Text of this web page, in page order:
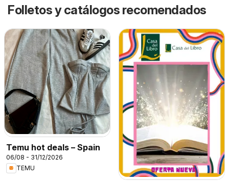
Folletos y catálogos recomendados
Temu hot deals – Spain
06/08 - 31/12/2026
TEMU